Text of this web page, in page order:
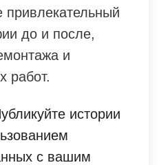
привлекательный
до и после,
и
работ.
истории
с вашим